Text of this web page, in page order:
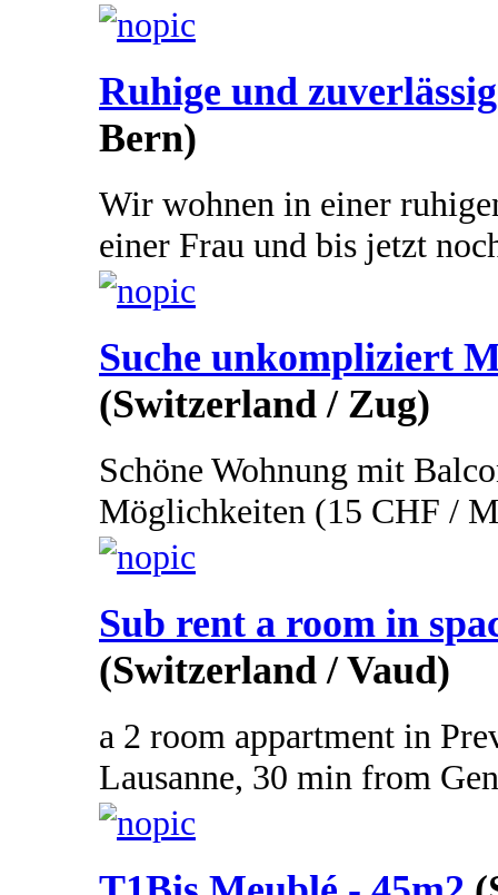
Ruhige und
Bern)
Wir wohnen in einer
einer Frau und bis jetzt
Suche unkompliziert
(Switzerland / Zug)
Schöne Wohnung mit
Möglichkeiten (15 CHF /
Sub rent a room in
(Switzerland / Vaud)
a 2 room appartment in
Lausanne, 30 min from